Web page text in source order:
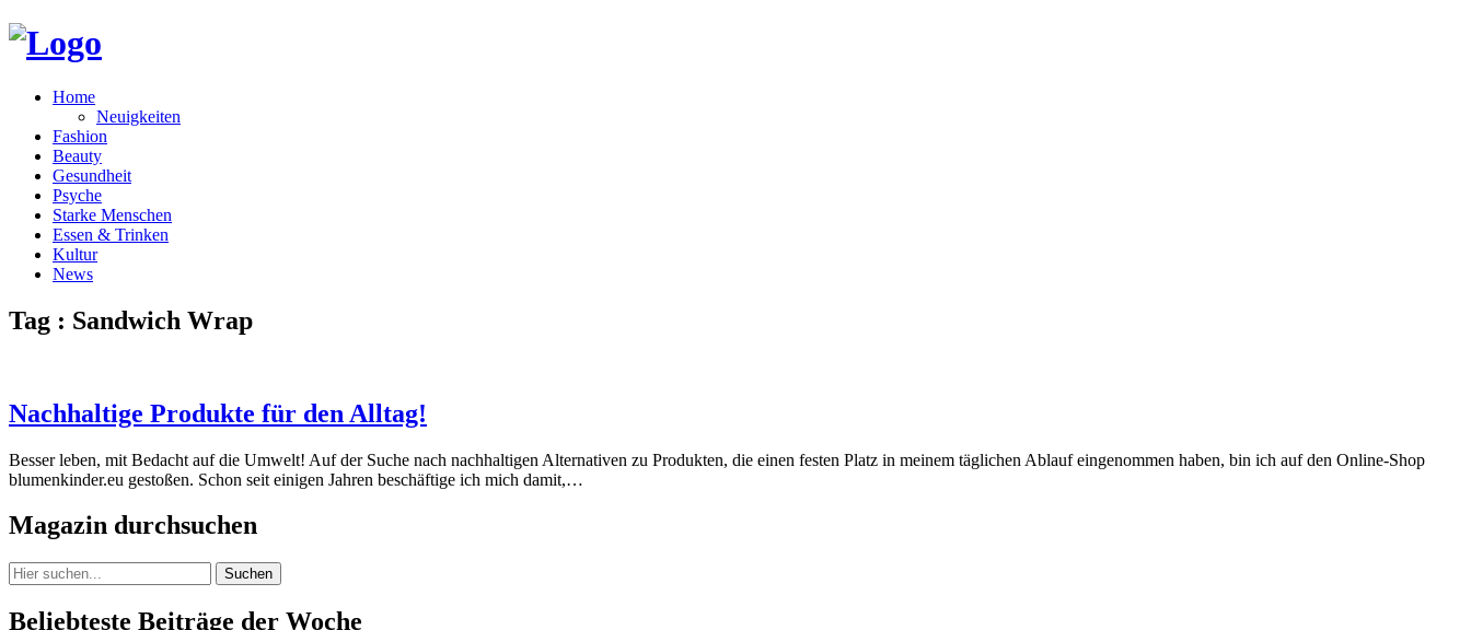
Home
Neuigkeiten
Fashion
Beauty
Gesundheit
Psyche
Starke Menschen
Essen & Trinken
Kultur
News
Tag : Sandwich Wrap
Nachhaltige Produkte für den Alltag!
Besser leben, mit Bedacht auf die Umwelt! Auf der Suche nach nachhaltigen Alternativen zu Produkten, die einen festen Platz in meinem täglichen Ablauf eingenommen haben, bin ich auf den Online-Shop
blumenkinder.eu gestoßen. Schon seit einigen Jahren beschäftige ich mich damit,…
Magazin durchsuchen
Suchen
Beliebteste Beiträge der Woche